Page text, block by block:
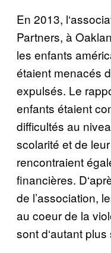
En 2013, l‘
Partners, à
les enfants
étaient menacés
expulsés. Le
enfants étaient
difficultés au
scolarité et de
rencontraienté
financières. D‘apr
de l’association,
au coeur de la
sont d‘autant plus